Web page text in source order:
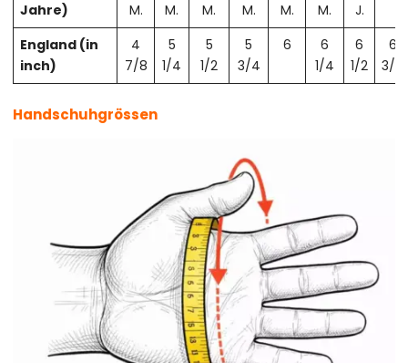
Jahre)
M.
M.
M.
M.
M.
M.
J.
England (in
inch)
4
7/8
5
1/4
5
1/2
5
3/4
6
6
1/4
6
1/2
6
3/4
Handschuhgrössen